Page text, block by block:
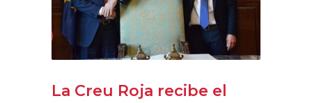
La Creu Roja recibe el